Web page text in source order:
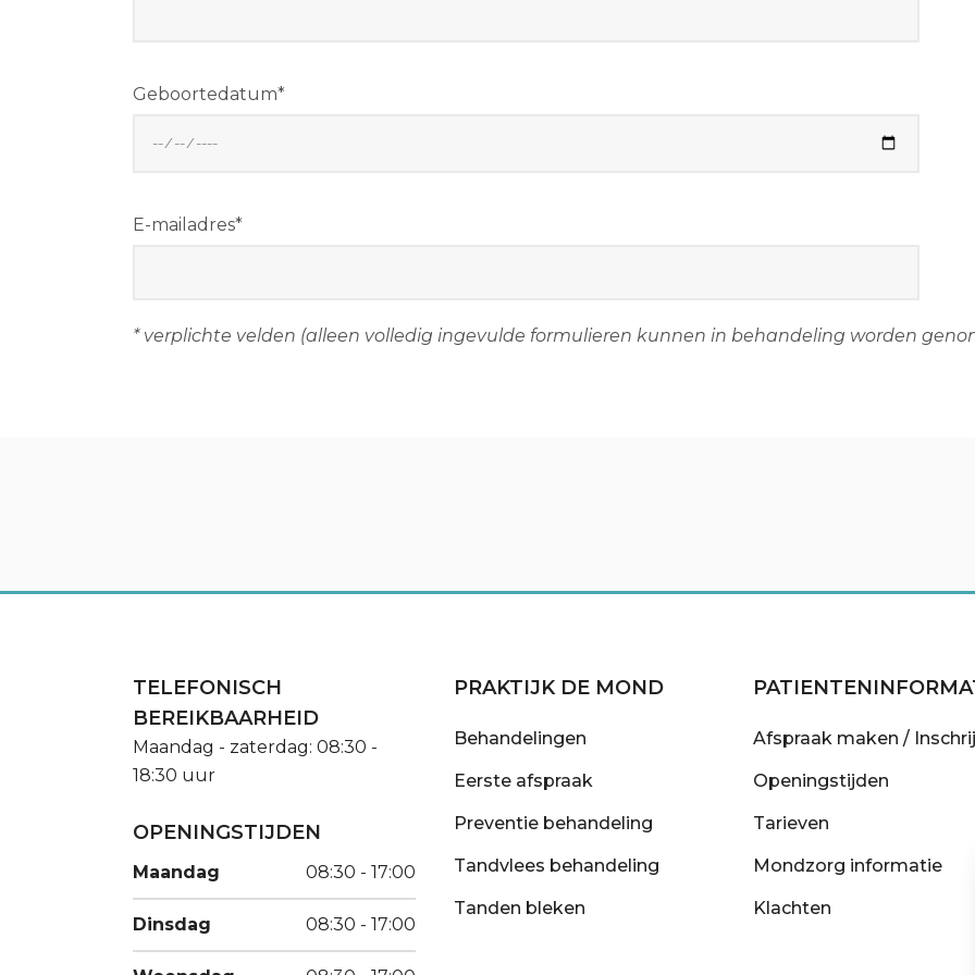
Geboortedatum*
E-mailadres*
* verplichte velden (alleen volledig ingevulde formulieren kunnen in behandeling worden
TELEFONISCH
BEREIKBAARHEID
Maandag - zaterdag: 08:30 -
18:30 uur
OPENINGSTIJDEN
Maandag 08:30 - 17:00
Dinsdag 08:30 - 17:00
PRAKTIJK DE MOND
Behandelingen
Eerste afspraak
Preventie behandeling
Tandvlees behandeling
Tanden bleken
Afspraak maken /
Openingstijden
Tarieven
Mondzorg informatie
Klachten